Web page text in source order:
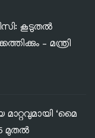
കൂടുതൽ
– മന്ത്രി
‘മൈ
മുതൽ